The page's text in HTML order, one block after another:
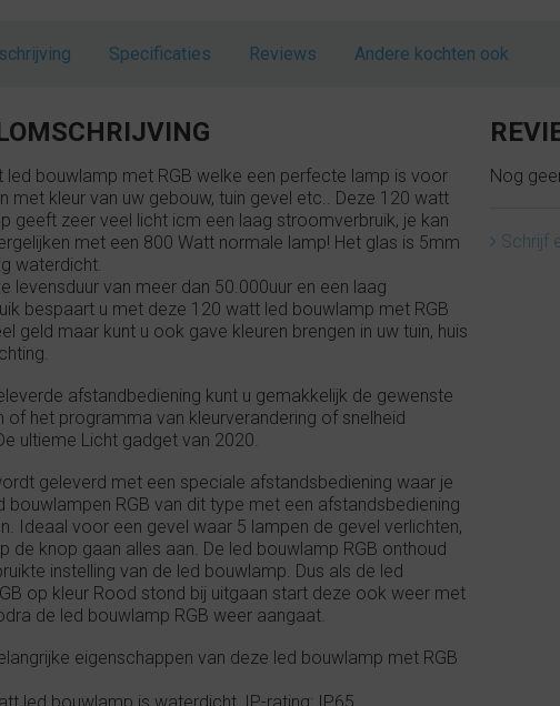
Specificaties Reviews Andere kochten ook
led bouwlamp met RGB welke een perfecte lamp is voor
met kleur van uw gebouw, tuin gevel etc.. Deze 120 watt
geeft zeer veel licht icm een laag stroomverbruik, je kan
met een 800 Watt normale lamp! Het glas is 5mm
waterdicht.
levensduur van meer dan 50.000uur en een laag
bespaart u met deze 120 watt led bouwlamp met RGB
geld maar kunt u ook gave kleuren brengen in uw tuin, huis
afstandbediening kunt u gemakkelijk de gewenste
of het programma van kleurverandering of snelheid
ultieme Licht gadget van 2020.
geleverd met een speciale afstandsbediening waar je
bouwlampen RGB van dit type met een afstandsbediening
Ideaal voor een gevel waar 5 lampen de gevel verlichten,
de knop gaan alles aan. De led bouwlamp RGB onthoud
instelling van de led bouwlamp. Dus als de led
op kleur Rood stond bij uitgaan start deze ook weer met
de led bouwlamp RGB weer aangaat.
eigenschappen van deze led bouwlamp met RGB
Nog
Schrijf